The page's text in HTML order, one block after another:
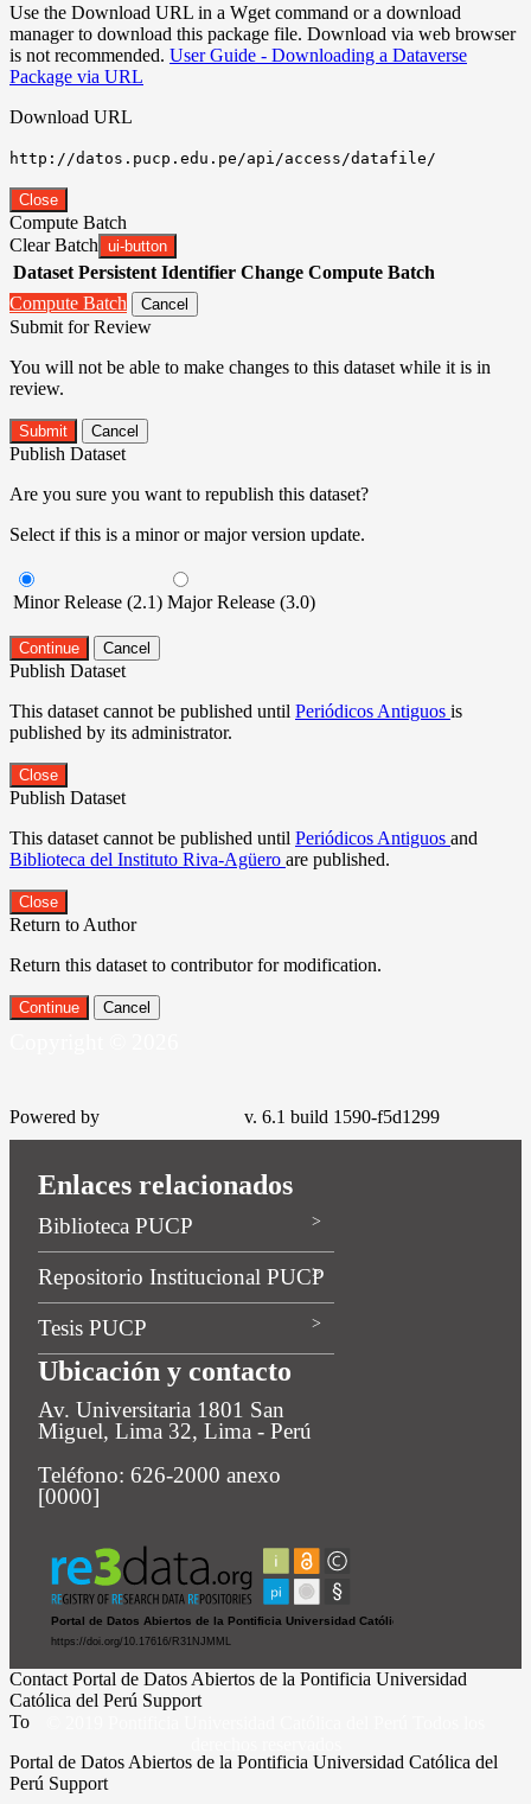
Use the Download URL in a Wget command or a download
manager to download this package file. Download via web browser
is not recommended. User Guide - Downloading a Dataverse
Package via URL
Download URL
http://datos.pucp.edu.pe/api/access/datafile/
Close
Compute Batch
Clear Batch ui-button
Dataset Persistent Identifier Change Compute Batch
Compute Batch
Cancel
Submit for Review
You will not be able to make changes to this dataset while it is in
review.
Submit Cancel
Publish Dataset
Are you sure you want to republish this dataset?
Select if this is a minor or major version update.
Minor Release (2.1) Major Release (3.0)
Continue Cancel
Publish Dataset
This dataset cannot be published until Periódicos Antiguos is
published by its administrator.
Close
Publish Dataset
This dataset cannot be published until Periódicos Antiguos and
Biblioteca del Instituto Riva-Agüero are published.
Close
Return to Author
Return this dataset to contributor for modification.
Continue Cancel
Powered by v. 6.1 build 1590-f5d1299
Enlaces relacionados
Biblioteca PUCP
Repositorio Institucional PUCP
Tesis PUCP
Ubicación y contacto
Av. Universitaria 1801 San
Miguel, Lima 32, Lima - Perú
Teléfono: 626-2000 anexo
[0000]
Contact Portal de Datos Abiertos de la Pontificia Universidad
Católica del Perú Support
To
Portal de Datos Abiertos de la Pontificia Universidad Católica del
Perú Support